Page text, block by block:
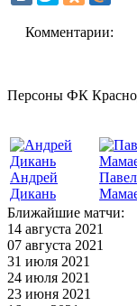
Комментарии:
Персоны ФК
Андрей
Дикань
Павел
Ближайшие матчи:
14 августа 2021
07 августа 2021
31 июля 2021
24 июля 2021
23 июня 2021